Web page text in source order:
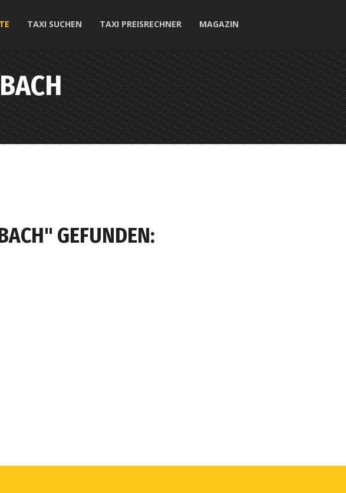
TAXI SUCHEN TAXI PREISRECHNER MAGAZIN
GEFUNDEN: